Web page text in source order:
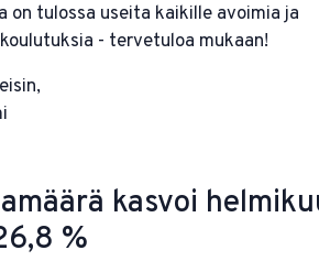
on tulossa useita kaikille avoimia ja
- tervetuloa mukaan!
kasvoi
%